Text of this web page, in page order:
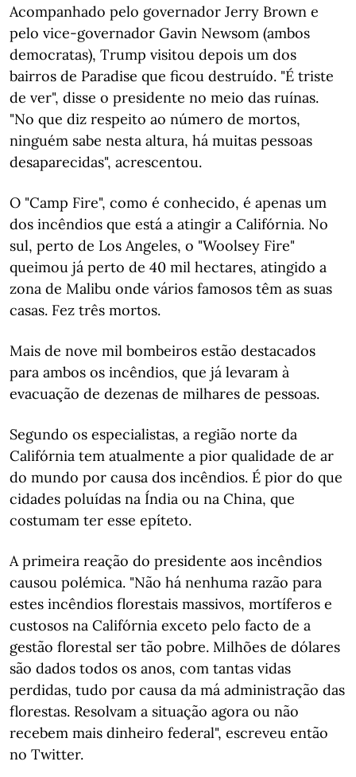
Acompanhado pelo governador Jerry Brown e
pelo vice-governador Gavin Newsom (ambos
democratas), Trump visitou depois um dos
bairros de Paradise que ficou destruído. "É triste
de ver", disse o presidente no meio das ruínas.
"No que diz respeito ao número de mortos,
ninguém sabe nesta altura, há muitas pessoas
desaparecidas", acrescentou.
O "Camp Fire", como é conhecido, é apenas um
dos incêndios que está a atingir a Califórnia. No
sul, perto de Los Angeles, o "Woolsey Fire"
queimou já perto de 40 mil hectares, atingido a
zona de Malibu onde vários famosos têm as suas
casas. Fez três mortos.
Mais de nove mil bombeiros estão destacados
para ambos os incêndios, que já levaram à
evacuação de dezenas de milhares de pessoas.
Segundo os especialistas, a região norte da
Califórnia tem atualmente a pior qualidade de ar
do mundo por causa dos incêndios. É pior do que
cidades poluídas na Índia ou na China, que
costumam ter esse epíteto.
A primeira reação do presidente aos incêndios
causou polémica. "Não há nenhuma razão para
estes incêndios florestais massivos, mortíferos e
custosos na Califórnia exceto pelo facto de a
gestão florestal ser tão pobre. Milhões de dólares
são dados todos os anos, com tantas vidas
perdidas, tudo por causa da má administração das
florestas. Resolvam a situação agora ou não
recebem mais dinheiro federal", escreveu então
no Twitter.